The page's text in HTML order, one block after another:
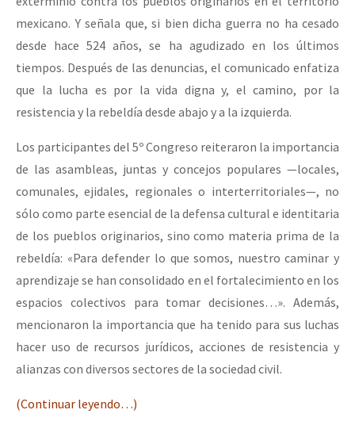
COVID-19
Eventos
Contacto
mexicano. Y señala que, si bien dicha guerra no ha cesado
desde hace 524 años, se ha agudizado en los últimos
tiempos. Después de las denuncias, el comunicado enfatiza
que la lucha es por la vida digna y, el camino, por la
resistencia y la rebeldía desde abajo y a la izquierda.
Los participantes del 5º Congreso reiteraron la importancia
de las asambleas, juntas y concejos populares —locales,
comunales, ejidales, regionales o interterritoriales—, no
sólo como parte esencial de la defensa cultural e identitaria
de los pueblos originarios, sino como materia prima de la
rebeldía: «Para defender lo que somos, nuestro caminar y
aprendizaje se han consolidado en el fortalecimiento en los
espacios colectivos para tomar decisiones…». Además,
mencionaron la importancia que ha tenido para sus luchas
hacer uso de recursos jurídicos, acciones de resistencia y
alianzas con diversos sectores de la sociedad civil.
(Continuar leyendo…)